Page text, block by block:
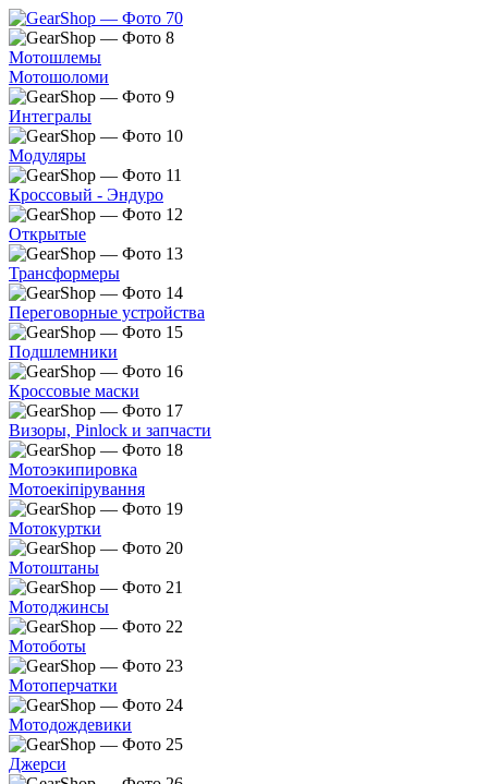
Мотошлемы
Мотошоломи
Интегралы
Модуляры
Кроссовый - Эндуро
Открытые
Трансформеры
Переговорные устройства
Подшлемники
Кроссовые маски
Визоры, Pinlock и запчасти
Мотоэкипировка
Мотоекіпірування
Мотокуртки
Мотоштаны
Мотоджинсы
Мотоботы
Мотоперчатки
Мотодождевики
Джерси